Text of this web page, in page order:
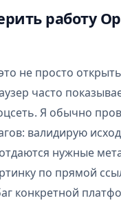
работу
не просто
часто
Я обычно
валидирую
нужные
по прямой
конкретной